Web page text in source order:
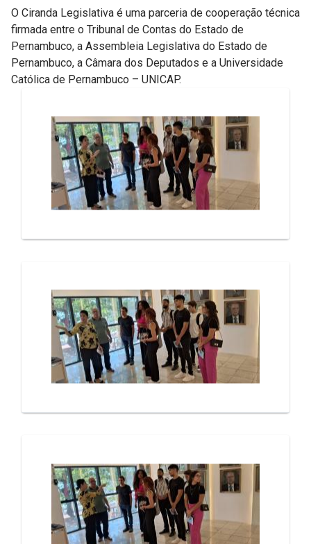
O Ciranda Legislativa é uma parceria de cooperação técnica
firmada entre o Tribunal de Contas do Estado de
Pernambuco, a Assembleia Legislativa do Estado de
Pernambuco, a Câmara dos Deputados e a Universidade
Católica de Pernambuco – UNICAP.